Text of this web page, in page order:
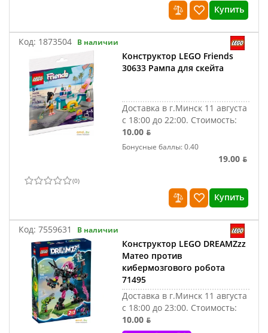
Купить
Код: 1873504 В наличии
Конструктор LEGO Friends
30633 Рампа для скейта
Доставка в г.Минск 11 августа
с 18:00 до 22:00. Стоимость:
10.00 ƃ
Бонусные баллы: 0.40
19.00 ƃ
(0)
Купить
Код: 7559631 В наличии
Конструктор LEGO DREAMZzz
Матео против
кибермозгового робота
71495
Доставка в г.Минск 11 августа
с 18:00 до 23:00. Стоимость:
10.00 ƃ